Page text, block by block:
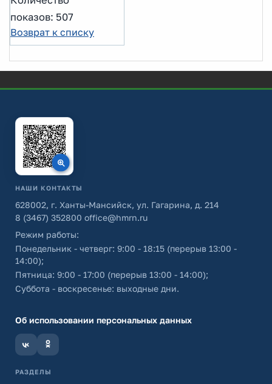
показов: 507
Возврат к списку
НАШИ КОНТАКТЫ
628002, г. Ханты-Мансийск, ул. Гагарина, д. 214
8 (3467) 352800 office@hmrn.ru
Режим работы:
Понедельник - четверг: 9:00 - 18:15 (перерыв 13:00 -
14:00);
Пятница: 9:00 - 17:00 (перерыв 13:00 - 14:00);
Суббота - воскресенье: выходные дни.
Об использовании персональных данных
РАЗДЕЛЫ